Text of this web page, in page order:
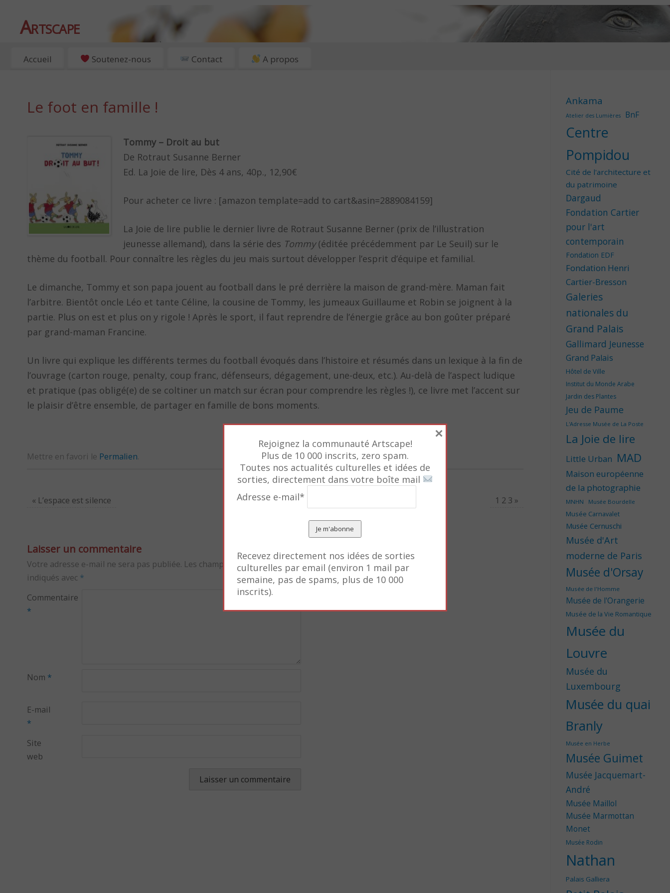
Artscape
EXPOSITIONS, ART ET CULTURE À PARIS
Accueil Soutenez-nous Contact A propos
Le foot en famille !
Tommy – Droit au but
De Rotraut Susanne Berner
Ed. La Joie de lire, Dès 4 ans, 40p., 12,90€
Pour acheter ce livre : [amazon template=add to cart&asin=2889084159]
La Joie de lire publie le dernier livre de Rotraut Susanne Berner (prix de l’illustration
jeunesse allemand), dans la série des Tommy(éditée précédemment par Le Seuil) sur le
thème du football. Pour connaître les règles du jeu mais surtout développer l’esprit d’équipe et familial.
Le dimanche, Tommy et son papa jouent au football dans le pré derrière la maison de grand-mère. Maman fait
l’arbitre. Bientôt oncle Léo et tante Céline, la cousine de Tommy, les jumeaux Guillaume et Robin se joignent à la
partie. Plus on est et plus on y rigole ! Après le sport, il faut reprendre de l’énergie grâce au bon goûter préparé
par grand-maman Francine.
Un livre qui explique les différents termes du football évoqués dans l’histoire et résumés dans un lexique à la fin de
l’ouvrage (carton rouge, penalty, coup franc, défenseurs, dégagement, une-deux, etc.). Au-delà de l’aspect ludique
et pratique (pas obligé(e) de se coltiner un match sur écran pour comprendre les règles !), ce livre met l’accent sur
le plaisir d’être ensemble, de partager en famille de bons moments.
Mettre en favori le Permalien.
« L’espace est silence 1 2 3 »
Laisser un commentaire
Votre adresse e-mail ne sera pas publiée. Les champs obligatoires sont
indiqués avec *
Commentaire
*
Nom *
E-mail
*
Site
web
Ankama
Atelier des Lumières BnF
Centre
Pompidou
Cité de l'architecture et
du patrimoine
Dargaud
Fondation Cartier
pour l'art
contemporain
Fondation EDF
Fondation Henri
Cartier-Bresson
Galeries
nationales du
Grand Palais
Gallimard Jeunesse
Grand Palais
Hôtel de Ville
Institut du Monde Arabe
Jardin des Plantes
Jeu de Paume
L'Adresse Musée de La Poste
La Joie de lire
Little Urban MAD
Maison européenne
de la photographie
MNHN Musée Bourdelle
Musée Carnavalet
Musée Cernuschi
Musée d'Art
moderne de Paris
Musée d'Orsay
Musée de l'Homme
Musée de l'Orangerie
Musée de la Vie Romantique
Musée du
Louvre
Musée du
Luxembourg
Musée du quai
Branly
Musée en Herbe
Musée Guimet
Musée Jacquemart-
André
Musée Maillol
Musée Marmottan
Monet
Musée Rodin
Nathan
Palais Galliera
Rejoignez la communauté Artscape!
Plus de 10 000 inscrits, zero spam.
Toutes nos actualités culturelles et idées de
sorties, directement dans votre boîte mail
Adresse e-mail*
Recevez directement nos idées de sorties
culturelles par email (environ 1 mail par
semaine, pas de spams, plus de 10 000
inscrits).
×